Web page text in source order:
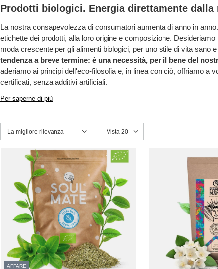
Prodotti biologici. Energia direttamente dalla
La nostra consapevolezza di consumatori aumenta di anno in
etichette dei prodotti, alla loro origine e composizione.
moda crescente per gli alimenti biologici, per uno stile di vita sano
tendenza a breve termine: è una necessità, per il bene del
aderiamo ai principi dell'eco-filosofia e, in linea con ciò, offriamo a
certificati, senza additivi artificiali.
Per saperne di più
Modifica ordinamento
La migliore rilevanza Modifica il numero di prodotti visualizzati
Vista 20
AFFARE